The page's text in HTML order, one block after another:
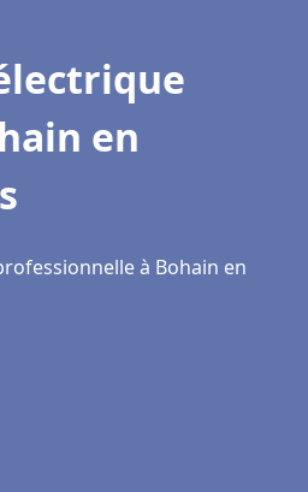
en
à Bohain en